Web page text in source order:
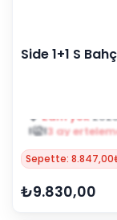
Side 1+1 S
3 ay
Sepette:
₺9.830,00